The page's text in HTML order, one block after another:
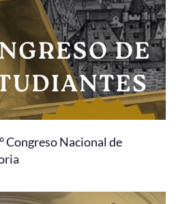
Congreso Nacional de